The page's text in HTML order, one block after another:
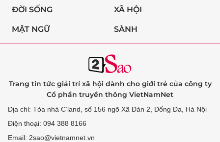
ĐỜI SỐNG XÃ HỘI
MẬT NGỮ SÀNH
Trang tin tức giải trí xã hội dành cho giới trẻ của công ty
Cổ phần truyền thông VietNamNet
Địa chỉ: Tòa nhà C’land, số 156 ngõ Xã Đàn 2, Đống Đa, Hà Nội
Điện thoại: 094 388 8166
Email: 2sao@vietnamnet.vn